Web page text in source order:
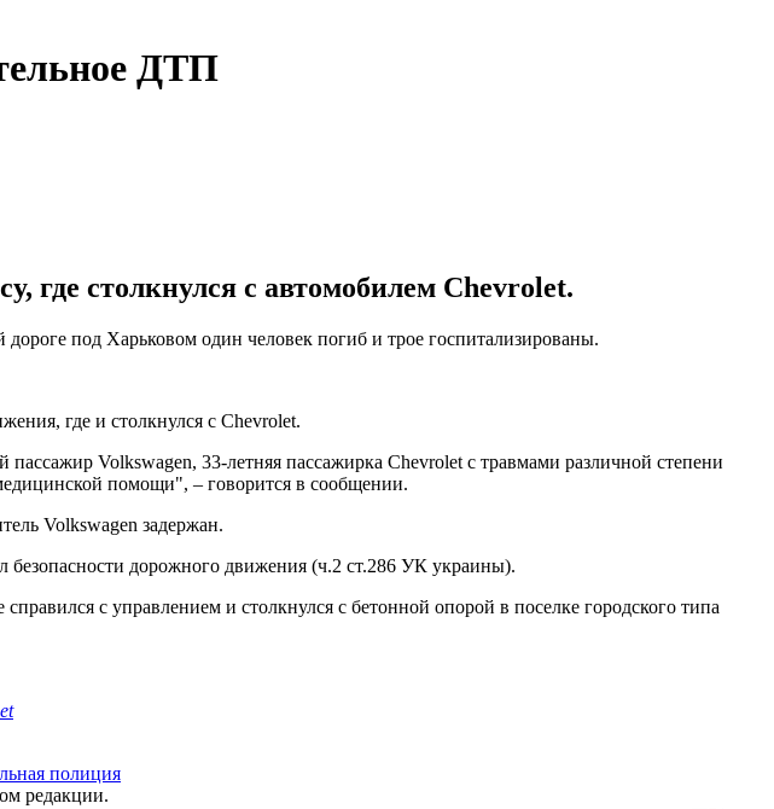
ДТП
где столкнулся с автомобилем Chevrolet.
под Харьковом один человек погиб и трое госпитализированы.
где и столкнулся с Chevrolet.
Volkswagen, 33-летняя пассажирка Chevrolet с травмами различной степени
помощи", – говорится в сообщении.
Volkswagen задержан.
дорожного движения (ч.2 ст.286 УК украины).
с управлением и столкнулся с бетонной опорой в поселке городского типа
полиция
редакции.